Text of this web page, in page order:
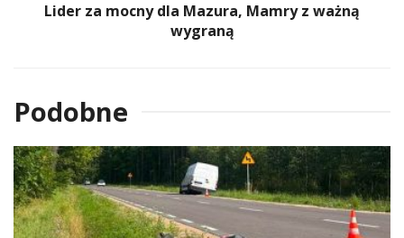
Lider za mocny dla Mazura, Mamry z ważną
wygraną
Podobne